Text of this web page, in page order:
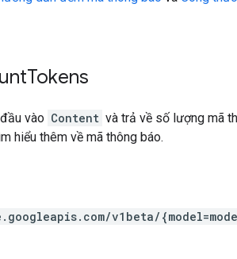
Tokens
vào Content và trả về số lượng mã
hiểu thêm về mã thông báo.
/v1beta/